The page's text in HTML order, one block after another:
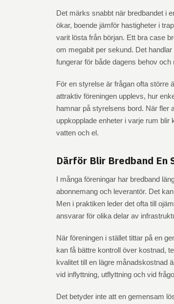
Det märks snabbt när bredbandet i
ökar, boende jämför hastigheter i
varit lösta från början. Ett bra case
om megabit per sekund. Det
fungerar för både dagens behov och
För en styrelse är frågan ofta större
attraktiv föreningen upplevs, hur
hamnar på styrelsens bord. När fler
uppkopplade enheter i varje rum
vatten och el.
Därför Blir Bredband En
I många föreningar har bredband
abonnemang och leverantör. Det
Men i praktiken leder det ofta till
ansvarar för olika delar av
När föreningen i stället tittar på en
kan få bättre kontroll över kostnad,
kvalitet till en lägre månadskostnad
vid inflyttning, utflyttning och vid
Det betyder inte att en gemensam